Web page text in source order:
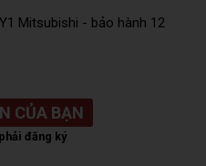
Mitsubishi - bảo hành 12
CỦA BẠN
đăng ký